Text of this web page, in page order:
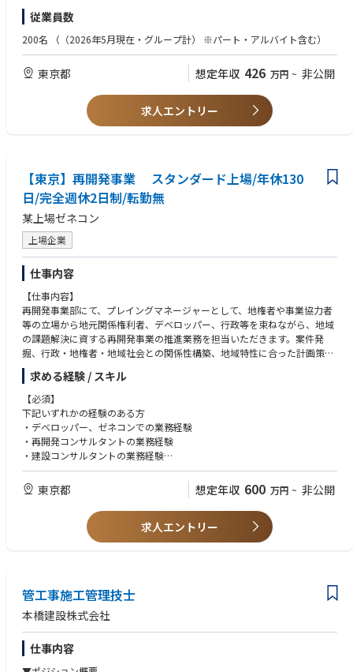
ヒアリング内容を元に物件のご提案
オフィス物件のご案内（内見）
諸条件の交渉や契約調整
入居までのフォロー
▼詳しくはこちらの記事をご覧ください
https://note.com/47group/n/n34e91300bdcf
新規開拓はありません。お客様へ価値貢献できる環境が整っています。
法人営業のため、土日祝日はお休みです。年間休日122日、フレックスと
ワークライフバランスの充実した働き方が可能です。（https://47co.jp/ne
ws/2022110102）
【歓迎条件】
法人営業の営業経験3年以上
不動産業界の営業経験2年以上
リーダーやマネジメントのご経験
従業員数
200名 （（2026年5月現在・グループ計） ※パート・アルバイト含む）
東京都 想定年収 426 万円 ~ 非公開
求人エントリー
【東京】再開発事業 スタンダード上場/年休130
日/完全週休2日制/転勤無
某上場ゼネコン
上場企業
仕事内容
【仕事内容】
再開発事業部にて、プレイングマネージャーとして、地権者や事業協力者
等の立場から地元関係権利者、デベロッパー、行政等を束ねながら、地域
の課題解決に資する再開発事業の推進業務を担当いただきます。案件発
掘、行政・地権者・地域社会との関係性構築、地域特性に合った計画策
定、再開発組合事務局対応など事業運営全般を幅広くコーディネート、推
進いただきます。
具体的には
▼プロジェクトマネジメント
▼事業スキームの検討
▼現地事務局への人員派遣
▼設計、施工の検討業務、CM業務等の調整
▼建設現場との調整
▼社内支援、バックアップ
求める経験 / スキル
【必須】
下記いずれかの経験のある方
・デベロッパー、ゼネコンでの業務経験
・再開発コンサルタントの業務経験
・建設コンサルタントの業務経験
・宅建または不動産関連資格をお持ちの方
【歓迎】
・コミュニケーション能力のある方
・まちづくり、都市開発に興味のある方
東京都 想定年収 600 万円 ~ 非公開
求人エントリー
管工事施工管理技士
本橋建設株式会社
仕事内容